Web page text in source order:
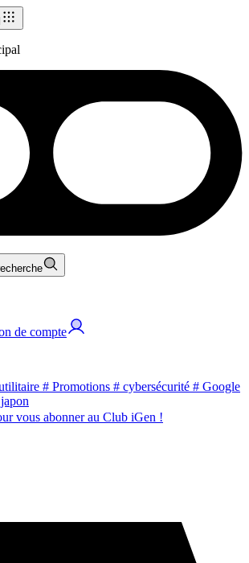
de compte
# Promotions # cybersécurité # Google
vous abonner au Club iGen !